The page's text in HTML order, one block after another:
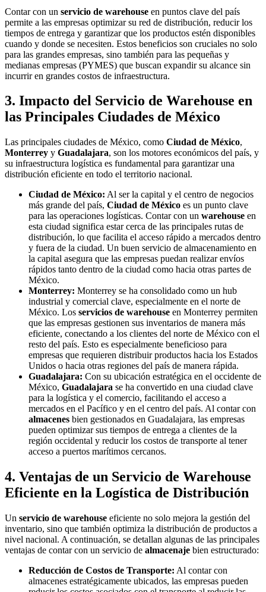
Contar con un servicio de warehouse en puntos clave del país
permite a las empresas optimizar su red de distribución, reducir los
tiempos de entrega y garantizar que los productos estén disponibles
cuando y donde se necesiten. Estos beneficios son cruciales no solo
para las grandes empresas, sino también para las pequeñas y
medianas empresas (PYMES) que buscan expandir su alcance sin
incurrir en grandes costos de infraestructura.
3. Impacto del Servicio de Warehouse en
las Principales Ciudades de México
Las principales ciudades de México, como Ciudad de México,
Monterrey y Guadalajara, son los motores económicos del país, y
su infraestructura logística es fundamental para garantizar una
distribución eficiente en todo el territorio nacional.
Ciudad de México: Al ser la capital y el centro de negocios
más grande del país, Ciudad de México es un punto clave
para las operaciones logísticas. Contar con un warehouse en
esta ciudad significa estar cerca de las principales rutas de
distribución, lo que facilita el acceso rápido a mercados dentro
y fuera de la ciudad. Un buen servicio de almacenamiento en
la capital asegura que las empresas puedan realizar envíos
rápidos tanto dentro de la ciudad como hacia otras partes de
México.
Monterrey: Monterrey se ha consolidado como un hub
industrial y comercial clave, especialmente en el norte de
México. Los servicios de warehouse en Monterrey permiten
que las empresas gestionen sus inventarios de manera más
eficiente, conectando a los clientes del norte de México con el
resto del país. Esto es especialmente beneficioso para
empresas que requieren distribuir productos hacia los Estados
Unidos o hacia otras regiones del país de manera rápida.
Guadalajara: Con su ubicación estratégica en el occidente de
México, Guadalajara se ha convertido en una ciudad clave
para la logística y el comercio, facilitando el acceso a
mercados en el Pacífico y en el centro del país. Al contar con
almacenes bien gestionados en Guadalajara, las empresas
pueden optimizar sus tiempos de entrega a clientes de la
región occidental y reducir los costos de transporte al tener
acceso a puertos marítimos cercanos.
4. Ventajas de un Servicio de Warehouse
Eficiente en la Logística de Distribución
Un servicio de warehouse eficiente no solo mejora la gestión del
inventario, sino que también optimiza la distribución de productos a
nivel nacional. A continuación, se detallan algunas de las principales
ventajas de contar con un servicio de almacenaje bien estructurado:
Reducción de Costos de Transporte: Al contar con
almacenes estratégicamente ubicados, las empresas pueden